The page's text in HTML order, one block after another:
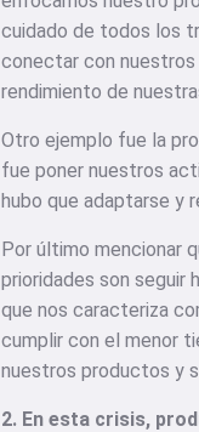
cuidado de todos los
conectar con nuestros
rendimiento de
Otro ejemplo fue la
fue poner nuestros
hubo que adaptarse y
Por último mencionar
prioridades son seguir
que nos caracteriza
cumplir con el menor
nuestros productos y
2. En esta crisis,